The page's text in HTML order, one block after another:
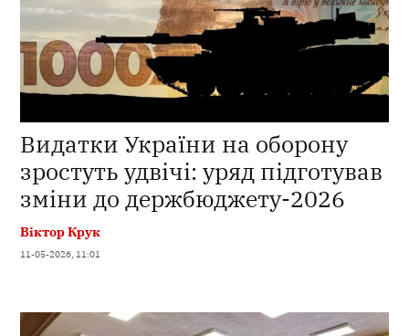
Видатки України на оборону
зростуть удвічі: уряд підготував
зміни до держбюджету-2026
Віктор Крук
11-05-2026, 11:01